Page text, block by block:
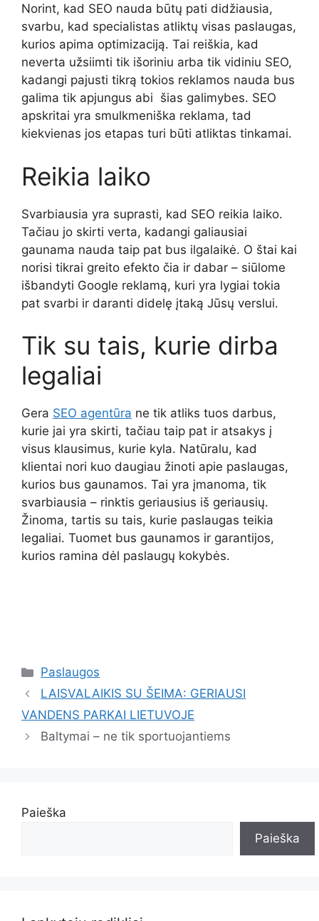
Norint, kad SEO nauda būtų pati didžiausia,
svarbu, kad specialistas atliktų visas paslaugas,
kurios apima optimizaciją. Tai reiškia, kad
neverta užsiimti tik išoriniu arba tik vidiniu SEO,
kadangi pajusti tikrą tokios reklamos nauda bus
galima tik apjungus abi šias galimybes. SEO
apskritai yra smulkmeniška reklama, tad
kiekvienas jos etapas turi būti atliktas tinkamai.
Reikia laiko
Svarbiausia yra suprasti, kad SEO reikia laiko.
Tačiau jo skirti verta, kadangi galiausiai
gaunama nauda taip pat bus ilgalaikė. O štai kai
norisi tikrai greito efekto čia ir dabar – siūlome
išbandyti Google reklamą, kuri yra lygiai tokia
pat svarbi ir daranti didelę įtaką Jūsų verslui.
Tik su tais, kurie dirba
legaliai
Gera SEO agentūra ne tik atliks tuos darbus,
kurie jai yra skirti, tačiau taip pat ir atsakys į
visus klausimus, kurie kyla. Natūralu, kad
klientai nori kuo daugiau žinoti apie paslaugas,
kurios bus gaunamos. Tai yra įmanoma, tik
svarbiausia – rinktis geriausius iš geriausių.
Žinoma, tartis su tais, kurie paslaugas teikia
legaliai. Tuomet bus gaunamos ir garantijos,
kurios ramina dėl paslaugų kokybės.
Kategorijos
Paslaugos
LAISVALAIKIS SU ŠEIMA: GERIAUSI
VANDENS PARKAI LIETUVOJE
Baltymai – ne tik sportuojantiems
Paieška
Paieška